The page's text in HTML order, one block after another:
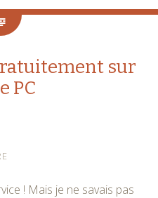
sur
PC
! Mais je ne savais pas